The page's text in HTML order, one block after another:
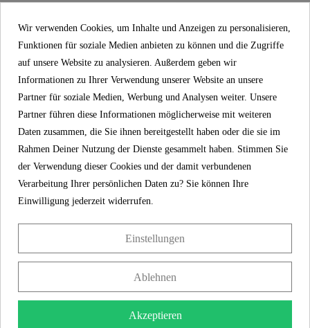
Material UBA Messing
Farbe Chrom
Anschlussart Hochdruck
0,8 Kg
5 Jahre Garantie
5 Jahre Garantie
Mit der SCHÜTTE-Herstellergarantie von 5 Jahren
(gemäß den Garantiebedingungen) wird langfristige
Sicherheit und Zufriedenheit gewährleistet. Dieses
Wir verwenden Cookies, um Inhalte und Anzeigen zu personalisieren,
Funktionen für soziale Medien anbieten zu können und die Zugriffe
auf unsere Website zu analysieren. Außerdem geben wir
Informationen zu Ihrer Verwendung unserer Website an unsere
Partner für soziale Medien, Werbung und Analysen weiter. Unsere
Partner führen diese Informationen möglicherweise mit weiteren
Daten zusammen, die Sie ihnen bereitgestellt haben oder die sie im
Rahmen Deiner Nutzung der Dienste gesammelt haben. Stimmen Sie
der Verwendung dieser Cookies und der damit verbundenen
Verarbeitung Ihrer persönlichen Daten zu? Sie können Ihre
Einwilligung jederzeit widerrufen.
Einstellungen
Ablehnen
Akzeptieren